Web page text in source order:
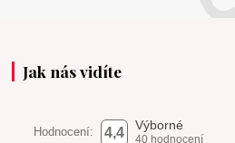
Jak nás vidíte